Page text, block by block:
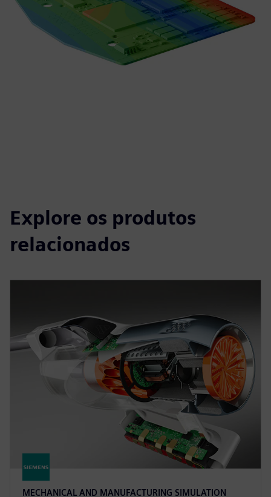
Explore os produtos
relacionados
MECHANICAL AND MANUFACTURING SIMULATION